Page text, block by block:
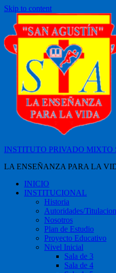
Skip to content
INSTITUTO PRIVADO MIXTO
LA ENSEÑANZA PARA LA
INICIO
INSTITUCIONAL
Historia
Autoridades/Titulacion
Nosotros
Plan de Estudio
Proyecto Educativo
Nivel Inicial
Sala de 3
Sala de 4